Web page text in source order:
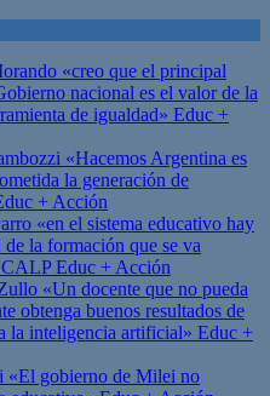
«creo que el principal
nacional es el valor de la
de igualdad» Educ +
«Hacemos Argentina es
la generación de
+ Acción
«en el sistema educativo hay
la formación que se va
Educ + Acción
«Un docente que no pueda
obtenga buenos resultados de
la inteligencia artificial» Educ +
«El gobierno de Milei no